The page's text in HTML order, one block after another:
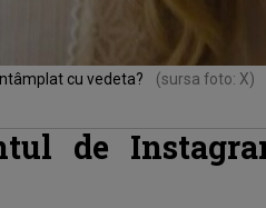
cu vedeta? (sursa foto: X)
de